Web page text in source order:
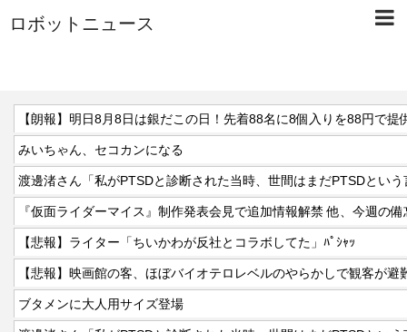
ロボットニュース
【朗報】明日8月8日は銀だこの日！先着88名に8個入りを88円で提
みいちゃん、セコカンになる
【悲報】ライター「ちいかわが反社とコラボしてた」ﾊﾟｼｬｯ
【悲報】映画館の客、ほぼバイオテロレベルのやらかしで観客が避
ブタメンに大人用サイズ登場